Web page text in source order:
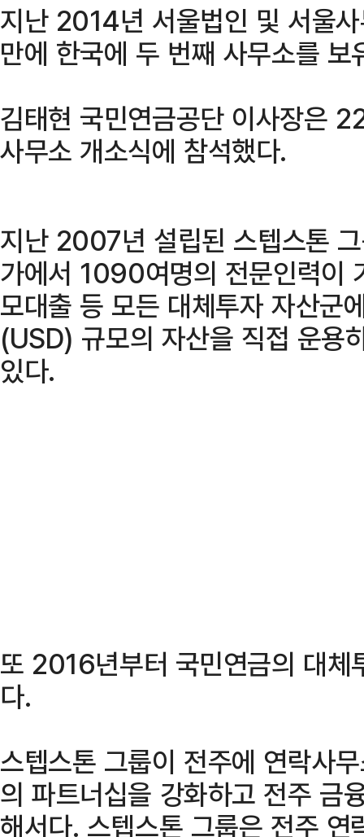
지난 2014년 서울법인 및 서울
만에 한국에 두 번째 사무소를 보
김태현 국민연금공단 이사장은
사무소 개소식에 참석했다.
지난 2007년 설립된 스텝스톤
가에서 1090여명의 전문인력이
모대출 등 모든 대체투자 자산
(USD) 규모의 자산을 직접 운용
있다.
또 2016년부터 국민연금의 대체
다.
스텝스톤 그룹이 전주에 연락사
의 파트너십을 강화하고 전주 금
해서다. 스텝스톤 그룹은 전주